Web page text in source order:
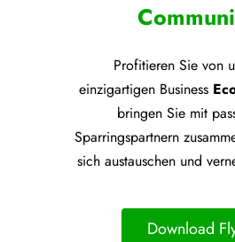
Profitieren Sie von
einzigartigen Business
bringen Sie mit
Sparringspartnern
sich austauschen und
Download